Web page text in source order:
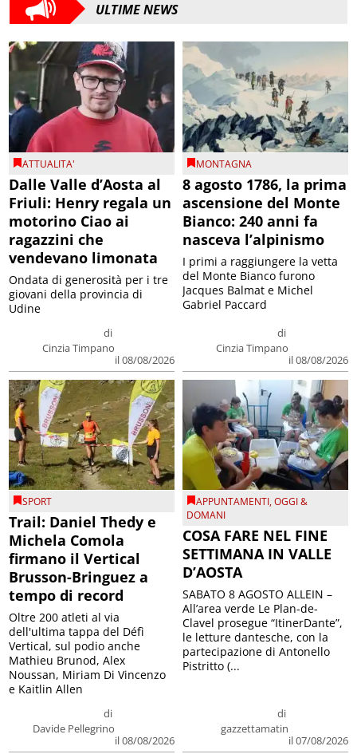
ULTIME NEWS
ATTUALITA'
Dalle Valle d’Aosta al
Friuli: Henry regala un
motorino Ciao ai
ragazzini che
vendevano limonata
di
Cinzia Timpano
il 08/08/2026
Ondata di generosità per i tre
giovani della provincia di
Udine
MONTAGNA
8 agosto 1786, la prima
ascensione del Monte
Bianco: 240 anni fa
nasceva l’alpinismo
di
Cinzia Timpano
il 08/08/2026
I primi a raggiungere la vetta
del Monte Bianco furono
Jacques Balmat e Michel
Gabriel Paccard
SPORT
Trail: Daniel Thedy e
Michela Comola
firmano il Vertical
Brusson-Bringuez a
tempo di record
di
Davide Pellegrino
il 08/08/2026
Oltre 200 atleti al via
dell'ultima tappa del Défì
Vertical, sul podio anche
Mathieu Brunod, Alex
Noussan, Miriam Di Vincenzo
e Kaitlin Allen
APPUNTAMENTI,OGGI &
DOMANI
COSA FARE NEL FINE
SETTIMANA IN VALLE
D’AOSTA
di
gazzettamatin
il 07/08/2026
SABATO 8 AGOSTO ALLEIN –
All’area verde Le Plan-de-
Clavel prosegue “ItinerDante”,
le letture dantesche, con la
partecipazione di Antonello
Pistritto (...